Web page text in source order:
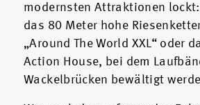
modernsten Attraktionen
das 80 Meter hohe
„Around The World XXL“ oder
Action House, bei dem
Wackelbrücken bewältigt